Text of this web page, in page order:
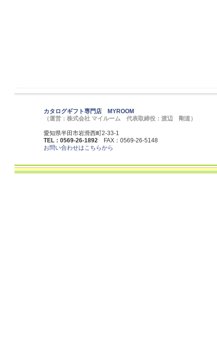
カタログギフト専門店 MYROOM
（運営：株式会社 マイルーム 代表取締役：渡辺 剛道）
愛知県半田市岩滑西町2-33-1
TEL：0569-26-1892 FAX：0569-26-5148
お問い合わせはこちらから